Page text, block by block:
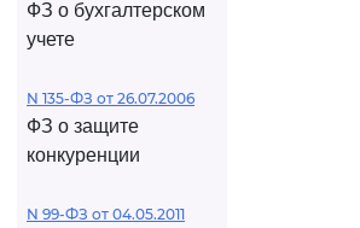
ФЗ о бухгалтерском
учете
N 135-ФЗ от 26.07.2006
ФЗ о защите
конкуренции
N 99-ФЗ от 04.05.2011